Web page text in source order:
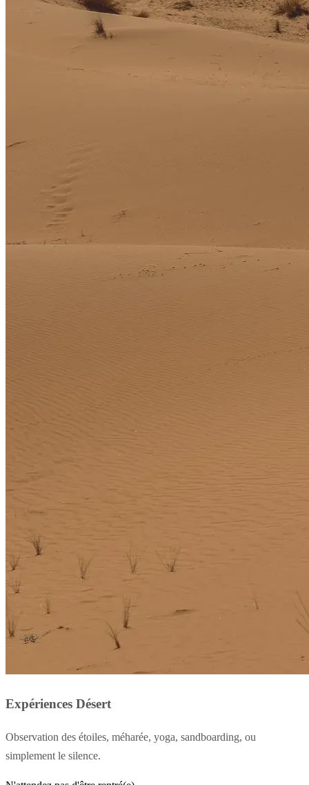
Expériences Désert
Observation des étoiles, méharée, yoga, sandboarding, ou
simplement le silence.